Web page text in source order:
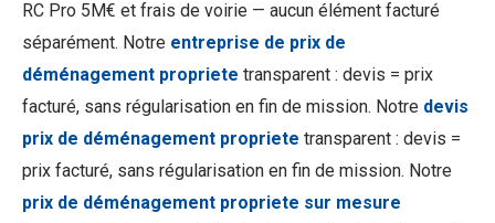
RC Pro 5M€ et frais de voirie — aucun élément facturé
séparément. Notre entreprise de prix de
déménagement propriete transparent : devis = prix
facturé, sans régularisation en fin de mission. Notre devis
prix de déménagement propriete transparent : devis =
prix facturé, sans régularisation en fin de mission. Notre
prix de déménagement propriete sur mesure